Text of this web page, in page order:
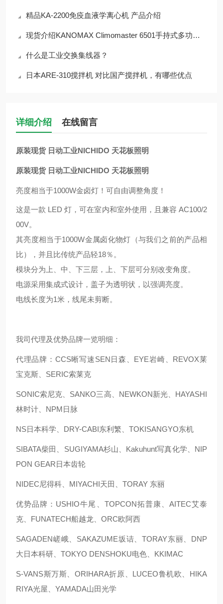
精品KA-2200免疫血液学离心机 产品介绍
现货介绍KANOMAX Climomaster 6501手持式多功能热式风速仪
什么是工业交换集线器？
日本ARE-310搅拌机 对比国产搅拌机，有哪些优点
详细介绍 在线留言
原装现货 日动工业NICHIDO 天花板照明
原装现货 日动工业NICHIDO 天花板照明
亮度相当于1000W金卤灯！可自由调整角度！
这是一款 LED 灯，可在室内和室外使用，且兼容 AC100/2
00V。
其亮度相当于1000W金属卤化物灯（与我们之前的产品相
比），并且比传统产品轻18％。
模块分为上、中、下三层，上、下层可分别改变角度。
电源采用集成式设计，盖子为透明状，以强调亮度。
电线长度为1米，线尾未剪断。
我司代理及优势品牌一览明细：
代理品牌：CCS晰写速SEN日森、EYE岩崎、REVOX莱
宝克斯、SERIC索莱克
SONIC索尼克、SANKO三高、NEWKON新光、HAYASHI
林时计、NPM日脉
NS日本科学、DRY-CABI东利繁、TOKISANGYO东机
SIBATA柴田、SUGIYAMA杉山、Kakuhunt写真化学、NIP
PON GEAR日本齿轮
NIDEC尼得科、MIYACHI天田、TORAY 东丽
优势品牌：USHIO牛尾、TOPCON拓普康、AITEC艾泰
克、FUNATECH船越龙、ORC欧阿西
SAGADEN嵯峨、SAKAZUME坂诘、TORAY东丽、DNP
大日本科研、TOKYO DENSHOKU电色、KKIMAC
S-VANS斯万斯、ORIHARA折原、LUCEO鲁机欧、HIKA
RIYA光屋、YAMADA山田光学